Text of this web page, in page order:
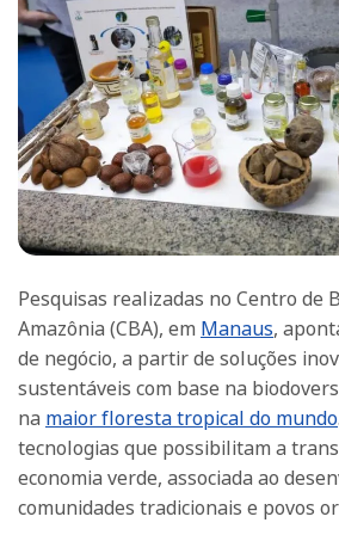
Pesquisas realizadas no Centro de
Amazônia (CBA), em Manaus,
de negócio, a partir de soluções
sustentáveis com base na
na maior floresta tropical do mundo
tecnologias que possibilitam a
economia verde, associada ao
comunidades tradicionais e povos